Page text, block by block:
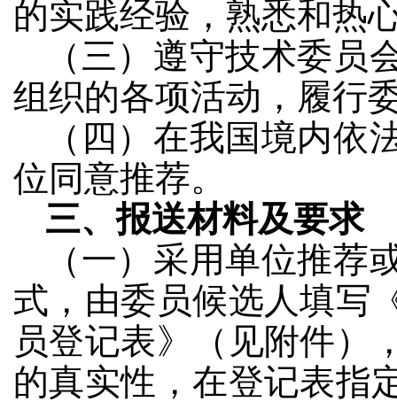
的实践经验，熟悉和热
（三）遵守技术委员
组织的各项活动，履行
（四）在我国境内依
位同意推荐。
三、报送材料及要求
（一）采用单位推荐
式，由委员候选人填写
员登记表》（见附件）
的真实性，在登记表指